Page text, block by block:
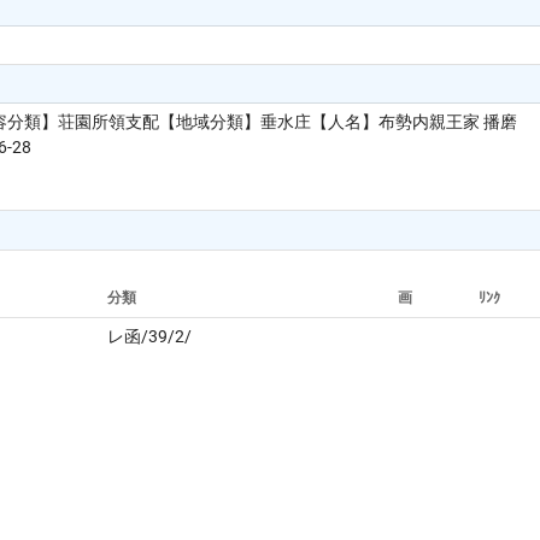
類】荘園所領支配【地域分類】垂水庄【人名】布勢内親王家 播磨
28
分類 画 ﾘﾝｸ
レ函/39/2/